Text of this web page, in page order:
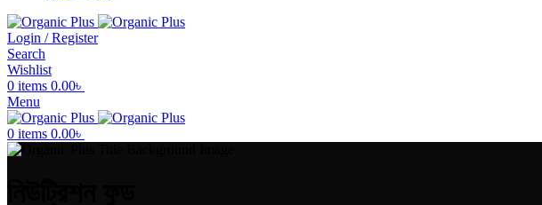
Login / Register
Search
Wishlist
0 items 0.00৳
Menu
0 items 0.00৳